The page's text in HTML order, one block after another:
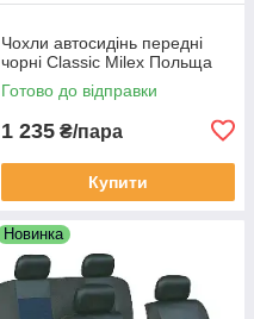
Чохли автосидінь передні
чорні Classic Milex Польща
Готово до відправки
1 235 ₴/пара
Купити
Новинка